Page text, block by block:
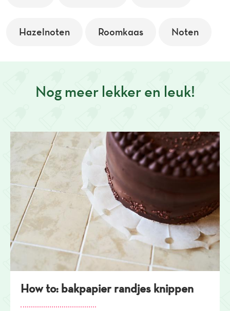
Hazelnoten Roomkaas Noten
Nog meer lekker en leuk!
How to: bakpapier randjes knippen